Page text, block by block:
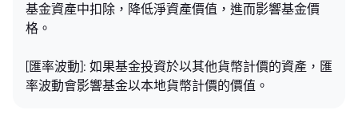
基金資產中扣除，降低淨資產價值，進而影響基金價
格。
[匯率波動]: 如果基金投資於以其他貨幣計價的資產，匯
率波動會影響基金以本地貨幣計價的價值。